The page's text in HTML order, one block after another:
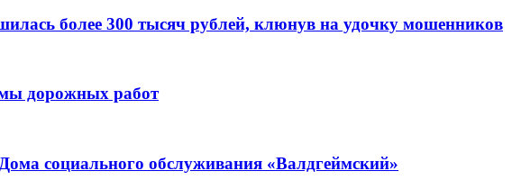
более 300 тысяч рублей, клюнув на удочку мошенников
дорожных работ
социального обслуживания «Валдгеймский»